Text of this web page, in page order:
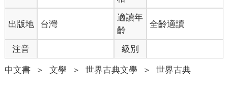
兩匹馬才剛躺臥下來，一群失去媽媽的小鴨子排隊走進穀
倉，微弱地嘰嘰喳喳叫個不停，四處徘徊想找個不會被踩踏的角
落。三葉草用強壯的前腿築起一道牆，小鴨舒服地安歇在裡頭，
很快進入夢鄉。最後一刻，愚蠢而美麗的白色母馬茉莉姍姍來
遲，嘴裡嚼著糖塊、踩著故作優雅的小碎步。她平日的工作是替
瓊斯先生拉雙輪輕便馬車。茉莉找到一個靠前的位置，開始輕甩
白色鬃毛，想讓大家看到裡頭編了條紅色緞帶。最後入場的是
出版地 台灣
適讀年
齡
全齡適讀
注音 級別
中文書 ＞ 文學 ＞ 世界古典文學 ＞ 世界古典